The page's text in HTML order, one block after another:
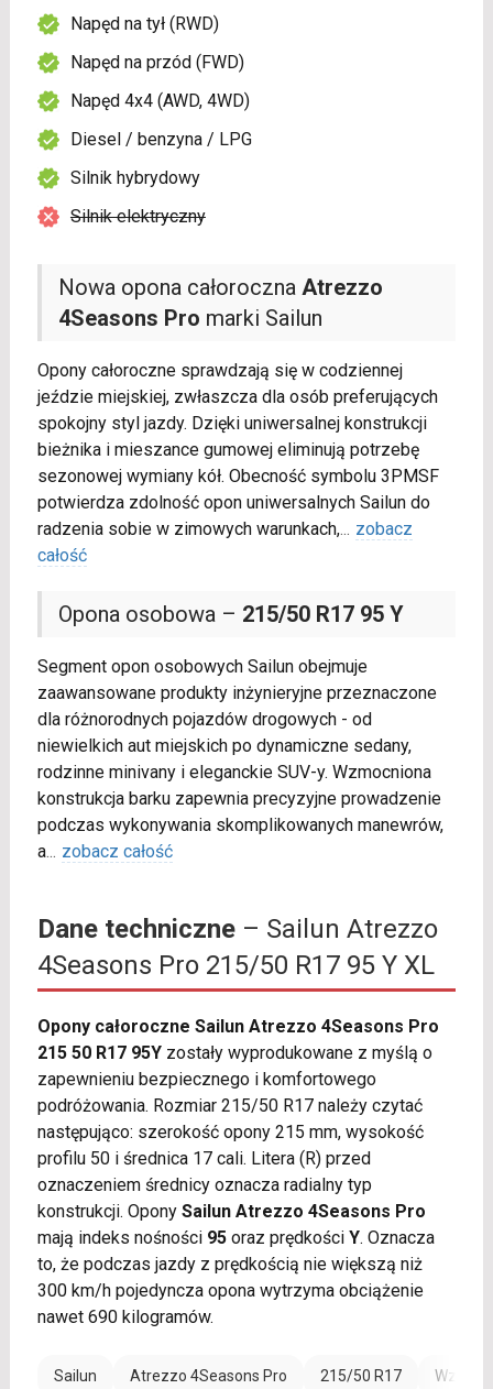
Nowa opona całoroczna Atrezzo
4Seasons Pro marki Sailun
Opony całoroczne sprawdzają się w codziennej
jeździe miejskiej, zwłaszcza dla osób preferujących
spokojny styl jazdy. Dzięki uniwersalnej konstrukcji
bieżnika i mieszance gumowej eliminują potrzebę
sezonowej wymiany kół. Obecność symbolu 3PMSF
potwierdza zdolność opon uniwersalnych Sailun do
radzenia sobie w zimowych warunkach,... zobacz
całość
Opona osobowa – 215/50 R17 95 Y
Segment opon osobowych Sailun obejmuje
zaawansowane produkty inżynieryjne przeznaczone
dla różnorodnych pojazdów drogowych - od
niewielkich aut miejskich po dynamiczne sedany,
rodzinne minivany i eleganckie SUV-y. Wzmocniona
konstrukcja barku zapewnia precyzyjne prowadzenie
podczas wykonywania skomplikowanych manewrów,
a... zobacz całość
Napęd na tył (RWD)
Napęd na przód (FWD)
Napęd 4x4 (AWD, 4WD)
Diesel / benzyna / LPG
Silnik hybrydowy
Silnik elektryczny
Dane techniczne– Sailun Atrezzo
4Seasons Pro 215/50 R17 95 Y XL
Opony całoroczne Sailun Atrezzo 4Seasons Pro
215 50 R17 95Yzostały wyprodukowane z myślą o
zapewnieniu bezpiecznego i komfortowego
podróżowania. Rozmiar 215/50 R17 należy czytać
następująco: szerokość opony 215 mm, wysokość
profilu 50 i średnica 17 cali. Litera (R) przed
oznaczeniem średnicy oznacza radialny typ
konstrukcji. Opony Sailun Atrezzo 4Seasons Pro
mają indeks nośności 95oraz prędkości Y. Oznacza
to, że podczas jazdy z prędkością nie większą niż
300 km/h pojedyncza opona wytrzyma obciążenie
nawet 690 kilogramów.
Sailun Atrezzo 4Seasons Pro 215/50 R17